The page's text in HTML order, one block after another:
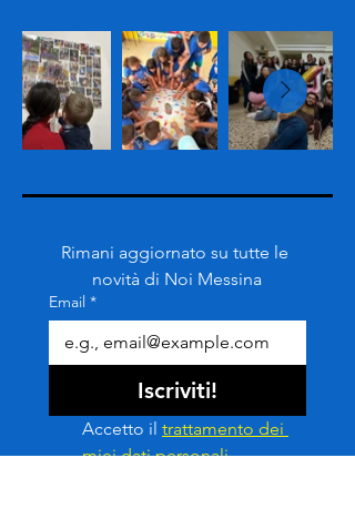
Rimani aggiornato su tutte le
novità di Noi Messina
Email *
Iscriviti!
Accetto il trattamento dei
miei dati personali,